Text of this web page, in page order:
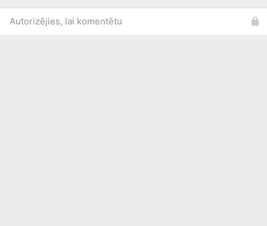
Autorizējies, lai komentētu